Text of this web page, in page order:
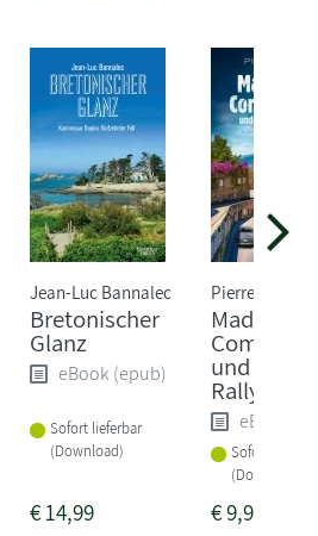
Jean-Luc Bannalec
Bretonischer
Glanz
eBook (epub)
Sofort lieferbar
(Download)
€14,99
Pierre Martin
Madame
und die
Rallye
eBook
Sofort
(Download)
€9,99